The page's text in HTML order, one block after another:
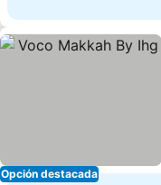
Opción destacada